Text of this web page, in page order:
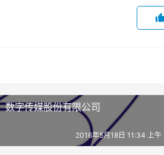
数字传媒股份有限公司
2016年5月18日 11:34 上午